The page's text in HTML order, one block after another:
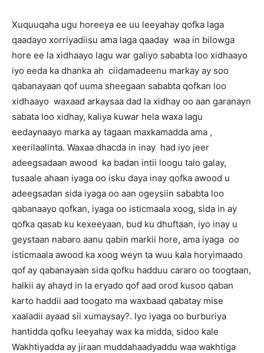
Xuquuqaha ugu horeeya ee uu leeyahay qofka laga
qaadayo xorriyadiisu ama laga qaaday waa in bilowga
hore ee la xidhaayo lagu war galiyo sababta loo xidhaayo
iyo eeda ka dhanka ah ciidamadeenu markay ay soo
qabanayaan qof uuma sheegaan sababta qofkan loo
xidhaayo waxaad arkaysaa dad la xidhay oo aan garanayn
sabata loo xidhay, kaliya kuwar hela waxa lagu
eedaynaayo marka ay tagaan maxkamadda ama ,
xeerilaalinta. Waxaa dhacda in inay had iyo jeer
adeegsadaan awood ka badan intii loogu talo galay,
tusaale ahaan iyaga oo isku daya inay qofka awood u
adeegsadan sida iyaga oo aan ogeysiin sababta loo
qabanaayo qofkan, iyaga oo isticmaala xoog, sida in ay
qofka qasab ku kexeeyaan, bud ku dhuftaan, iyo inay u
geystaan nabaro aanu qabin markii hore, ama iyaga oo
isticmaala awood ka xoog weyn ta wuu kala horyimaado
qof ay qabanayaan sida qofku hadduu cararo oo toogtaan,
halkii ay ahayd in la eryado qof aad orod kusoo qaban
karto haddii aad toogato ma waxbaad qabatay mise
xaaladii ayaad sii xumaysay?. Iyo iyaga oo burburiya
hantidda qofku leeyahay wax ka midda, sidoo kale
Wakhtiyadda ay jiraan muddahaadyaddu waa wakhtiga